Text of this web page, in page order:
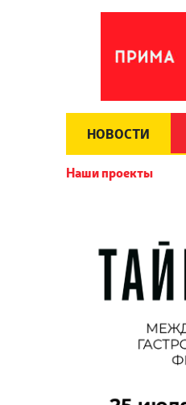
НОВОСТИ
Наши проекты